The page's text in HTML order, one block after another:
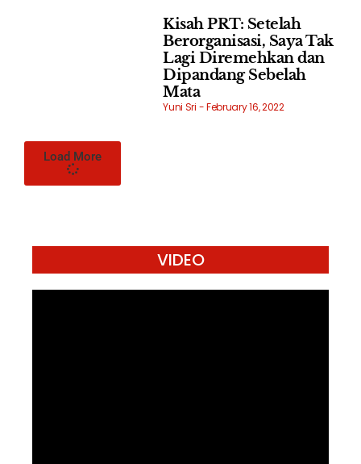
Kisah PRT: Setelah
Berorganisasi, Saya Tak
Lagi Diremehkan dan
Dipandang Sebelah
Mata
Yuni Sri February 16, 2022
Load More
VIDEO